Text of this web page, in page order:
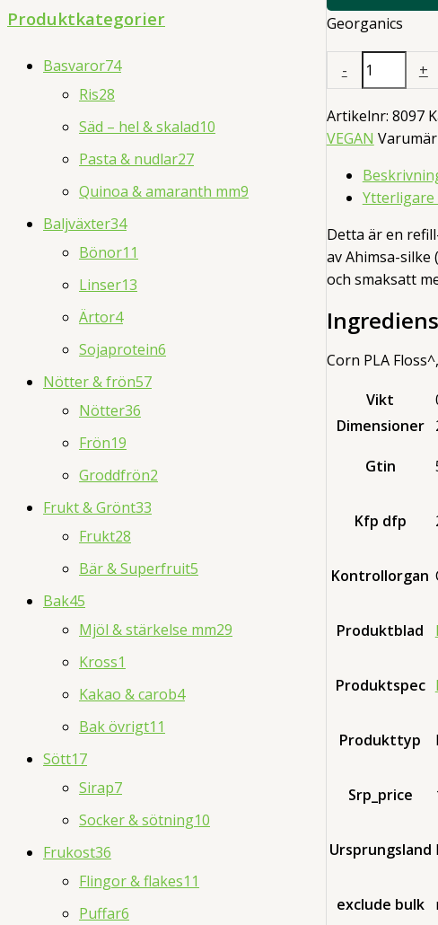
Produktkategorier
Basvaror74
Ris28
Säd – hel & skalad10
Pasta & nudlar27
Quinoa & amaranth mm9
Baljväxter34
Bönor11
Linser13
Ärtor4
Sojaprotein6
Nötter & frön57
Nötter36
Frön19
Groddfrön2
Frukt & Grönt33
Frukt28
Bär & Superfruit5
Bak45
Mjöl & stärkelse mm29
Kross1
Kakao & carob4
Bak övrigt11
Sött17
Sirap7
Socker & sötning10
Frukost36
Flingor & flakes11
Puffar6
Georganics
-
Tandtråd
Grönmynta
Refill
2
ST
mängd
+
Artikelnr: 8097
VEGAN
Detta är en
av Ahimsa-
och smaksatt
Corn PLA
Vikt
Dimensioner
Gtin
Kfp dfp
Kontrollorgan
Produktblad
Produktspec
Produkttyp
Srp_price
Ursprungsland
exclude bulk